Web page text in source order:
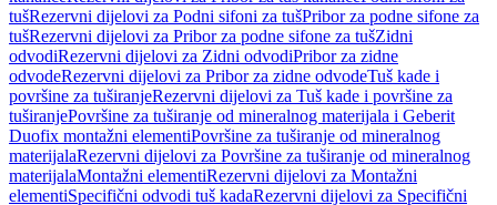
tušRezervni dijelovi za Podni sifoni za tušPribor za podne sifone za
tušRezervni dijelovi za Pribor za podne sifone za tušZidni
odvodiRezervni dijelovi za Zidni odvodiPribor za zidne
odvodeRezervni dijelovi za Pribor za zidne odvodeTuš kade i
površine za tuširanjeRezervni dijelovi za Tuš kade i površine za
tuširanjePovršine za tuširanje od mineralnog materijala i Geberit
Duofix montažni elementiPovršine za tuširanje od mineralnog
materijalaRezervni dijelovi za Površine za tuširanje od mineralnog
materijalaMontažni elementiRezervni dijelovi za Montažni
elementiSpecifični odvodi tuš kadaRezervni dijelovi za Specifični